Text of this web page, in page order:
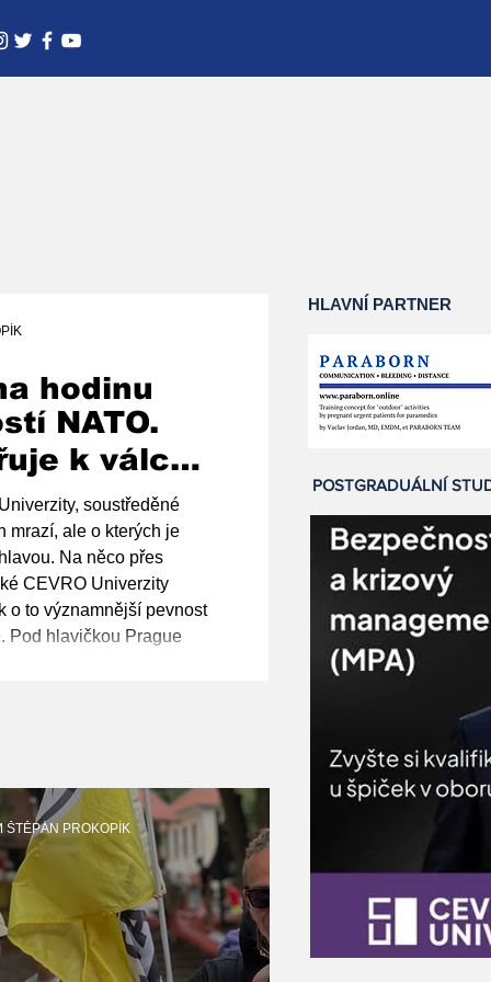
hodinu
NATO.
k válce
nám pocit
varoval
soustředěné
mrazí, ale o kterých je
Na něco přes
CEVRO Univerzity
o to významnější pevnost
Pod hlavičkou Prague
ŠTĚPÁN PROKOPÍK
HLAVNÍ PARTNER
POSTGRADUÁLNÍ